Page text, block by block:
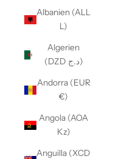
Albanien (ALL
L)
Algerien
(DZD د.ج)
Andorra (EUR
€)
Angola (AOA
Kz)
Anguilla (XCD